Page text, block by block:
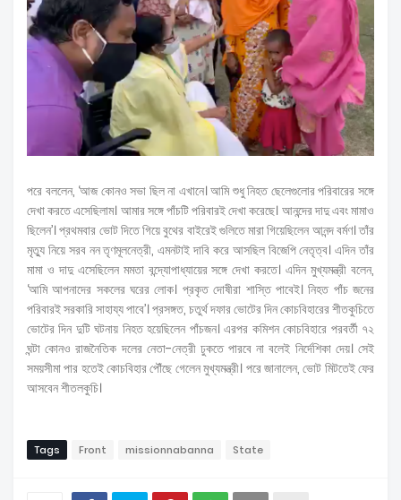
পরে বললেন, ‘আজ কোনও সভা ছিল না এখানে। আমি শুধু নিহত ছেলেগুলোর পরিবারের সঙ্গে
দেখা করতে এসেছিলাম। আমার সঙ্গে পাঁচটি পরিবারই দেখা করেছে। আনন্দের দাদু এবং মামাও
ছিলেন’। প্রথমবার ভোট দিতে গিয়ে বুথের বাইরেই গুলিতে মারা গিয়েছিলেন আনন্দ বর্মণ। তাঁর
মৃত্যু নিয়ে সরব নন তৃণমূলনেত্রী, এমনটাই দাবি করে আসছিল বিজেপি নেতৃত্ব। এদিন তাঁর
মামা ও দাদু এসেছিলেন মমতা বন্দ্যোপাধ্যায়ের সঙ্গে দেখা করতে। এদিন মুখ্যমন্ত্রী বলেন,
‘আমি আপনাদের সকলের ঘরের লোক। প্রকৃত দোষীরা শাস্তি পাবেই। নিহত পাঁচ জনের
পরিবারই সরকারি সাহায্য পাবে’। প্রসঙ্গত, চতুর্থ দফার ভোটের দিন কোচবিহারের শীতকুচিতে
ভোটের দিন দুটি ঘটনায় নিহত হয়েছিলেন পাঁচজন। এরপর কমিশন কোচবিহারে পরবর্তী ৭২
ঘন্টা কোনও রাজনৈতিক দলের নেতা-নেত্রী ঢুকতে পারবে না বলেই নির্দেশিকা দেয়। সেই
সময়সীমা পার হতেই কোচবিহার পৌঁছে গেলেন মুখ্যমন্ত্রী। পরে জানালেন, ভোট মিটতেই ফের
আসবেন শীতলকুচি।
Tags Front missionnabanna State